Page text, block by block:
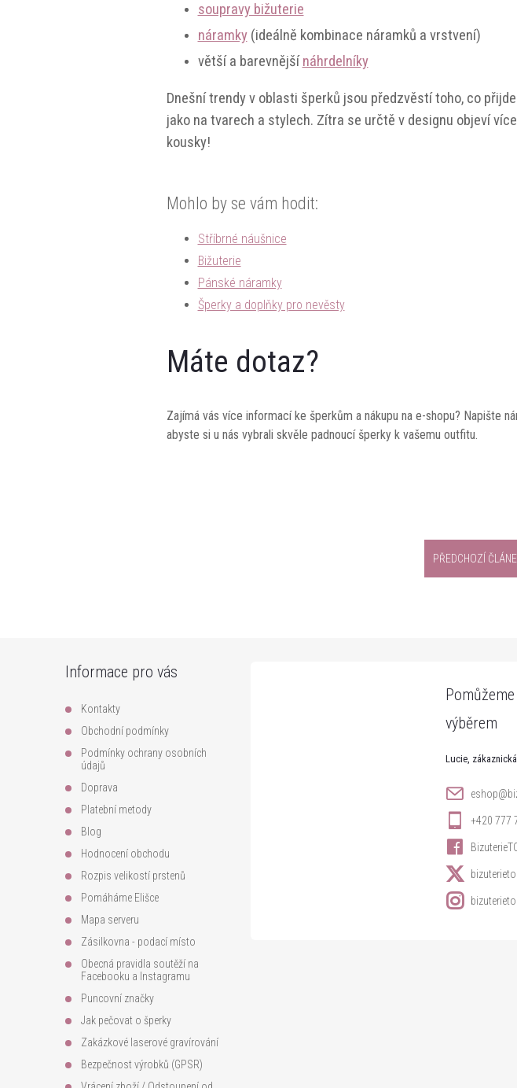
soupravy bižuterie
náramky(ideálně kombinace náramků a vrstvení)
větší a barevnějšínáhrdelníky
Dnešní trendy v oblasti šperků jsou předzvěstí toho, co
jako na tvarech a stylech. Zítra se určtě v designu objeví
kousky!
Mohlo by se vám hodit:
Stříbrné náušnice
Bižuterie
Pánské náramky
Šperky a doplňky pro nevěsty
Máte dotaz?
Zajímá vás více informací ke šperkům a nákupu na e-shopu? Napište
abyste si u nás vybrali skvěle padnoucí šperky k vašemu outfitu.
PŘEDCHOZÍ
Informace pro vás
Kontakty
Obchodní podmínky
Podmínky ochrany osobních
údajů
Doprava
Platební metody
Blog
Hodnocení obchodu
Rozpis velikostí prstenů
Pomáháme Elišce
Mapa serveru
Zásilkovna - podací místo
Obecná pravidla soutěží na
Facebooku a Instagramu
Puncovní značky
Jak pečovat o šperky
Zakázkové laserové gravírování
Bezpečnost výrobků (GPSR)
Lucie
eshop@
+420 777